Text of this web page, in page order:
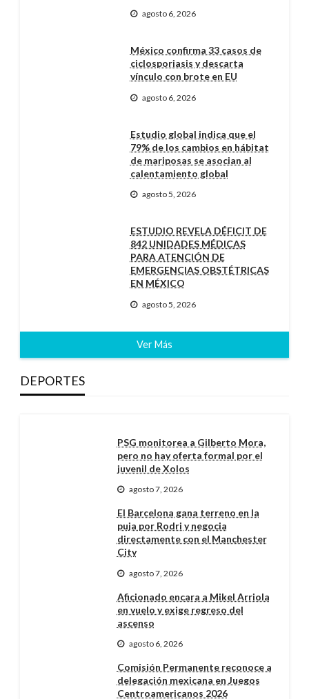
agosto 6, 2026
México confirma 33 casos de
ciclosporiasis y descarta
vínculo con brote en EU
agosto 6, 2026
Estudio global indica que el
79% de los cambios en hábitat
de mariposas se asocian al
calentamiento global
agosto 5, 2026
ESTUDIO REVELA DÉFICIT DE
842 UNIDADES MÉDICAS
PARA ATENCIÓN DE
EMERGENCIAS OBSTÉTRICAS
EN MÉXICO
agosto 5, 2026
Ver Más
DEPORTES
PSG monitorea a Gilberto Mora,
pero no hay oferta formal por el
juvenil de Xolos
agosto 7, 2026
El Barcelona gana terreno en la
puja por Rodri y negocia
directamente con el Manchester
City
agosto 7, 2026
Aficionado encara a Mikel Arriola
en vuelo y exige regreso del
ascenso
agosto 6, 2026
Comisión Permanente reconoce a
delegación mexicana en Juegos
Centroamericanos 2026